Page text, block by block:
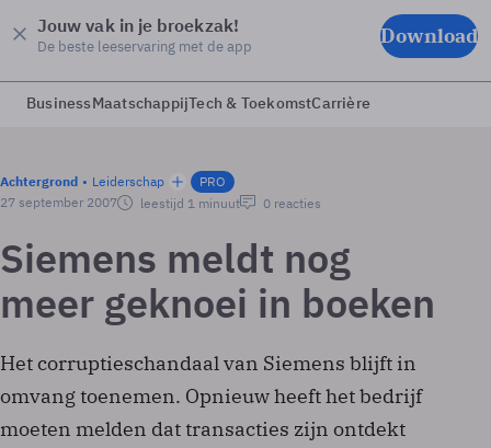
Jouw vak in je broekzak!
De beste leeservaring met de app Download
BusinessMaatschappijTech & ToekomstCarrière
Achtergrond Leiderschap
PRO
27 september 2007
leestijd 1 minuut 0 reacties
Siemens meldt nog
meer geknoei in boeken
Het corruptieschandaal van Siemens blijft in
omvang toenemen. Opnieuw heeft het bedrijf
moeten melden dat transacties zijn ontdekt